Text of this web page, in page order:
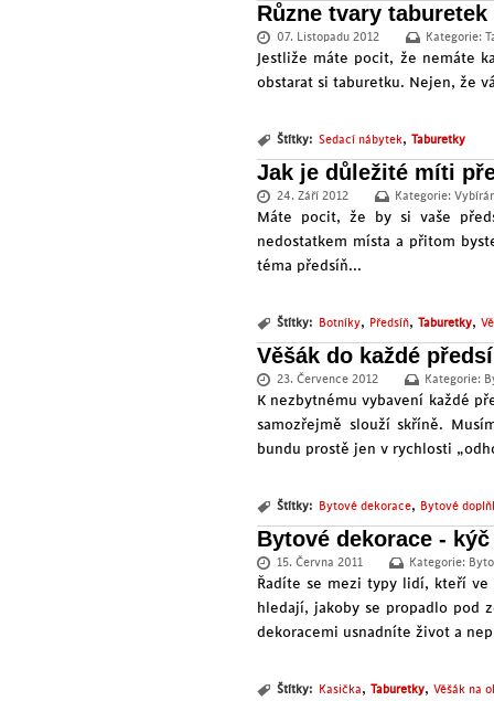
Různe tvary taburetek
07. Listopadu 2012 Kategorie:
Jestliže máte pocit, že nemáte
obstarat si taburetku. Nejen, že
Štítky: Sedací nábytek, Taburetky
Jak je důležité míti
24. Září 2012 Kategorie:
Máte pocit, že by si vaše
nedostatkem místa a přitom
téma předsíň...
Štítky: Botníky, Předsíň, Taburetky,
Věšák do každé
23. Července 2012 Kategorie:
K nezbytnému vybavení každé
samozřejmě slouží skříně.
bundu prostě jen v rychlosti
Štítky: Bytové dekorace, Bytové
Bytové dekorace -
15. Června 2011 Kategorie:
Řadíte se mezi typy lidí, kteří ve
hledají, jakoby se propadlo pod
dekoracemi usnadníte život a
Štítky: Kasička, Taburetky, Věšák na